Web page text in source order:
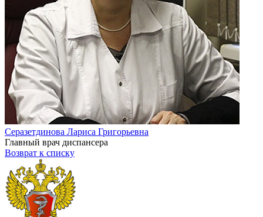
Серазетдинова Лариса Григорьевна
Главный врач диспансера
Возврат к списку